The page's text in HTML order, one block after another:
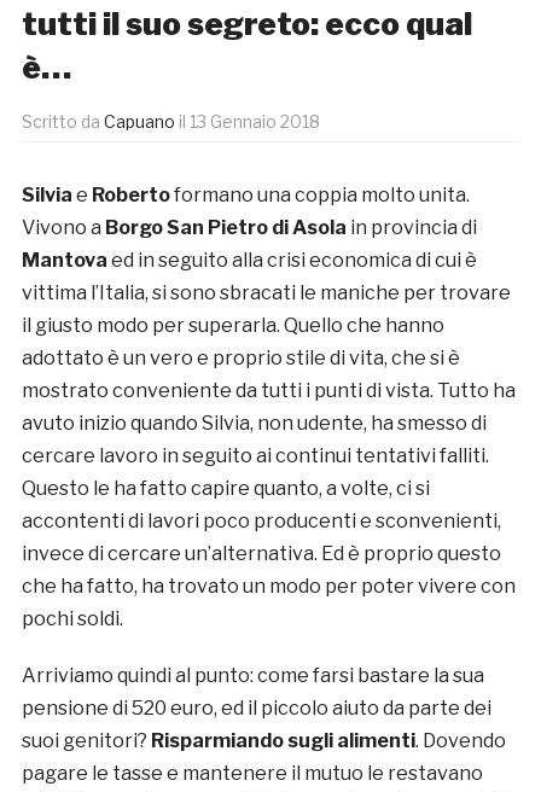
tutti il suo segreto: ecco qual
è…
Scritto da Capuano il 13 Gennaio 2018
Silvia e Robertoformano una coppia molto unita.
Vivono a Borgo San Pietro di Asola in provincia di
Mantova ed in seguito alla crisi economica di cui è
vittima l’Italia, si sono sbracati le maniche per trovare
il giusto modo per superarla. Quello che hanno
adottato è un vero e proprio stile di vita, che si è
mostrato conveniente da tutti i punti di vista. Tutto ha
avuto inizio quando Silvia, non udente, ha smesso di
cercare lavoro in seguito ai continui tentativi falliti.
Questo le ha fatto capire quanto, a volte, ci si
accontenti di lavori poco producenti e sconvenienti,
invece di cercare un’alternativa. Ed è proprio questo
che ha fatto, ha trovato un modo per poter vivere con
pochi soldi.
Arriviamo quindi al punto: come farsi bastare la sua
pensione di 520 euro, ed il piccolo aiuto da parte dei
suoi genitori? Risparmiando sugli alimenti. Dovendo
pagare le tasse e mantenere il mutuo le restavano